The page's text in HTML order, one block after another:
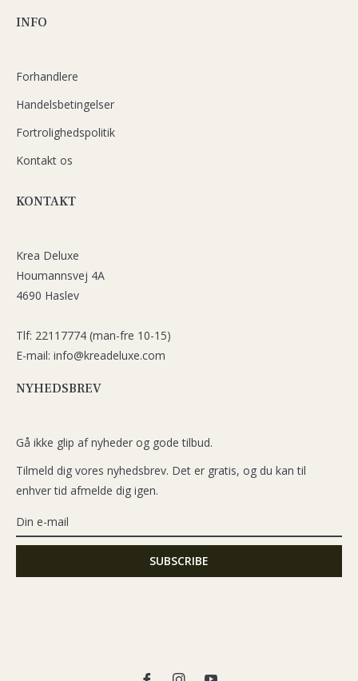
INFO
Forhandlere
Handelsbetingelser
Fortrolighedspolitik
Kontakt os
KONTAKT
Krea Deluxe
Houmannsvej 4A
4690 Haslev
Tlf: 22117774 (man-fre 10-15)
E-mail: info@kreadeluxe.com
NYHEDSBREV
Gå ikke glip af nyheder og gode tilbud.
Tilmeld dig vores nyhedsbrev. Det er gratis, og du kan til
enhver tid afmelde dig igen.
Ins You